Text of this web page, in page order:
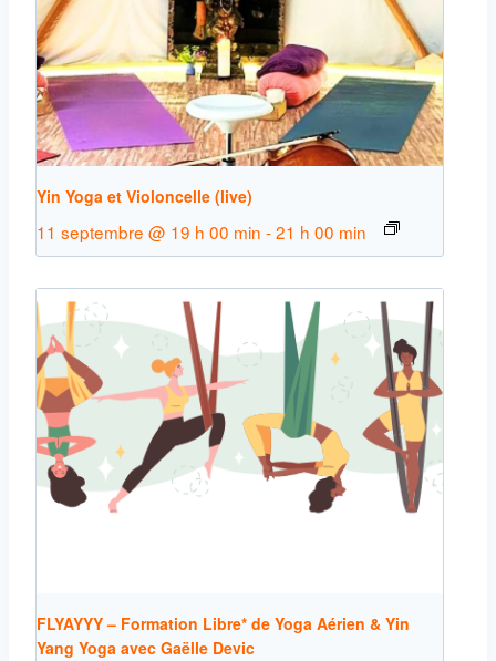
Yin Yoga et Violoncelle (live)
11 septembre @ 19 h 00 min -21 h 00 min
FLYAYYY – Formation Libre* de Yoga Aérien & Yin
Yang Yoga avec Gaëlle Devic